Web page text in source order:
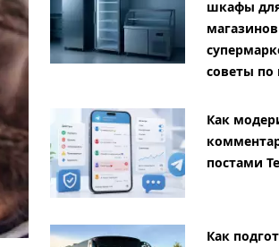
шкафы
советы по
Как
постами
Как